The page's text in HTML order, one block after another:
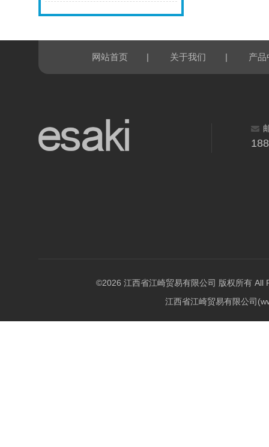
网站首页 | 关于我们 | 产品
©2026 江西省江崎贸易有限公司 版权所有 All
江西省江崎贸易有限公司